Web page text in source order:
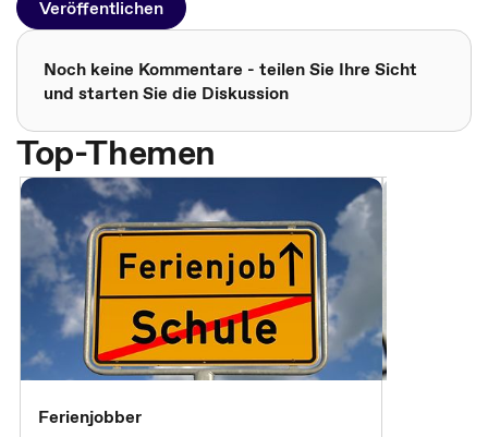
Veröffentlichen
Noch keine Kommentare - teilen Sie Ihre Sicht
und starten Sie die Diskussion
Top-Themen
Ferienjobber